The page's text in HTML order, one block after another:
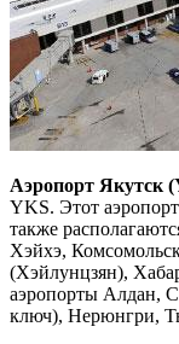
Аэропорт Якутск
YKS. Этот
также
Хэйхэ,
(Хэйлунцзян),
аэропорты Алдан,
ключ), Нерюнгри,